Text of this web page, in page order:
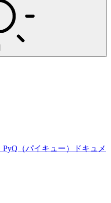
（パイキュー）ドキュメ